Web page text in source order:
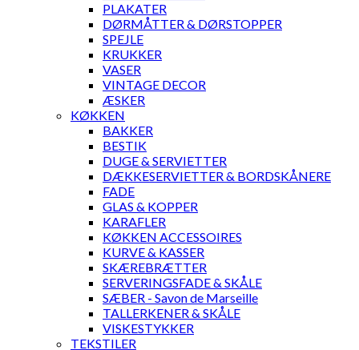
PLAKATER
DØRMÅTTER & DØRSTOPPER
SPEJLE
KRUKKER
VASER
VINTAGE DECOR
ÆSKER
KØKKEN
BAKKER
BESTIK
DUGE & SERVIETTER
DÆKKESERVIETTER & BORDSKÅNERE
FADE
GLAS & KOPPER
KARAFLER
KØKKEN ACCESSOIRES
KURVE & KASSER
SKÆREBRÆTTER
SERVERINGSFADE & SKÅLE
SÆBER - Savon de Marseille
TALLERKENER & SKÅLE
VISKESTYKKER
TEKSTILER